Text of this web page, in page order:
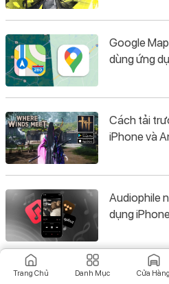
Google
dùng ứng
Cách tải
iPhone và
Audiophile
dụng
Trang Chủ Danh Mục Cửa Hàng